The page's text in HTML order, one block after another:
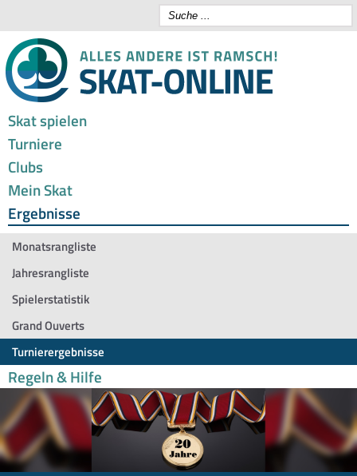
Skat spielen
Turniere
Clubs
Mein Skat
Ergebnisse
Monatsrangliste
Jahresrangliste
Spielerstatistik
Grand Ouverts
Turnierergebnisse
Regeln & Hilfe